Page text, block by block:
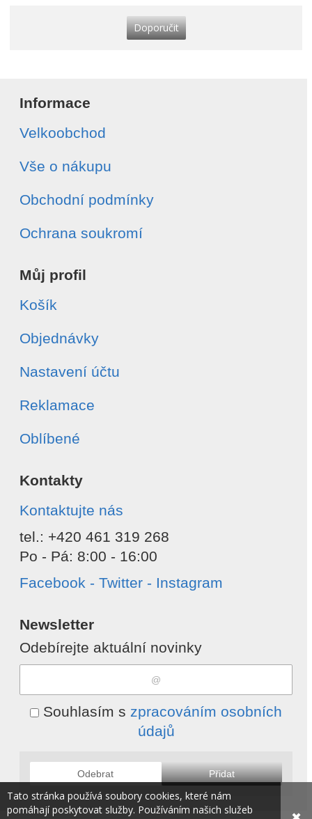
Doporučit
Informace
Velkoobchod
Vše o nákupu
Obchodní podmínky
Ochrana soukromí
Můj profil
Košík
Objednávky
Nastavení účtu
Reklamace
Oblíbené
Kontakty
Kontaktujte nás
tel.: +420 461 319 268
Po - Pá: 8:00 - 16:00
Facebook - Twitter - Instagram
Newsletter
Odebírejte aktuální novinky
Souhlasím s zpracováním osobních
údajů
Odebrat Přidat
Tato stránka používá soubory cookies, které nám
pomáhají poskytovat služby. Používáním našich služeb